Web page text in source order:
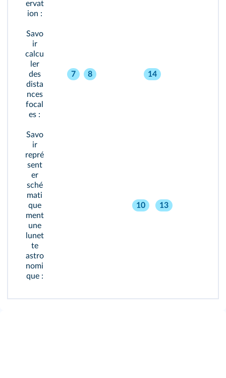
ervat
ion :
Savo
ir
calcu
ler
des
dista
nces
focal
es :
7 8 14
Savo
ir
repré
sent
er
sché
mati
que
ment
une
lunet
te
astro
nomi
que :
10 13